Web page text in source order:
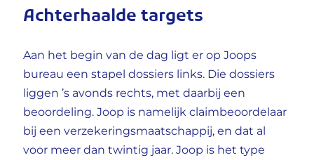
Achterhaalde targets
Aan het begin van de dag ligt er op Joops
bureau een stapel dossiers links. Die dossiers
liggen ’s avonds rechts, met daarbij een
beoordeling. Joop is namelijk claimbeoordelaar
bij een verzekeringsmaatschappij, en dat al
voor meer dan twintig jaar. Joop is het type